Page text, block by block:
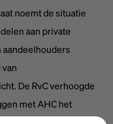
noemt de situatie
aan private
De RvC verhoogde
met AHC het